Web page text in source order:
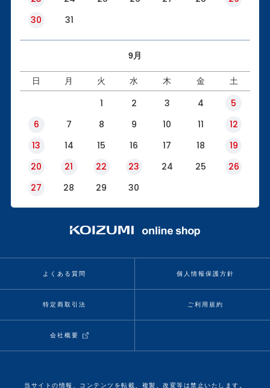
30
31
9月
日 月 火 水 木 金 土
1 2 3 4
5
6
7 8 9 10 11
12
13
14 15 16 17 18
19
20
21 22 23 24 25
26
27
28 29 30
よくある質問 個人情報保護方針
特定商取引法 ご利用規約
会社概要
当サイトの情報、コンテンツを転載、複製、改変等は禁止いたします。